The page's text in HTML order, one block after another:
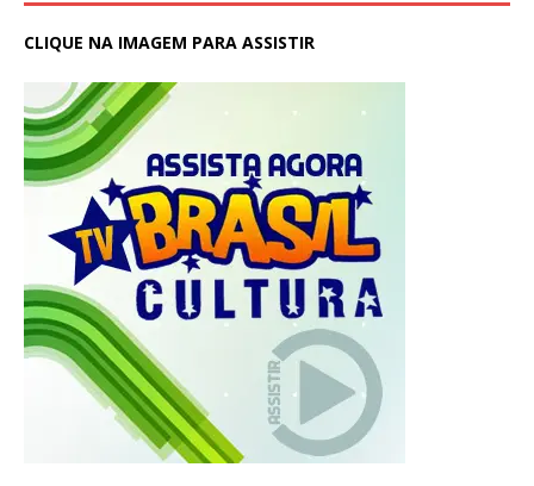
CLIQUE NA IMAGEM PARA ASSISTIR